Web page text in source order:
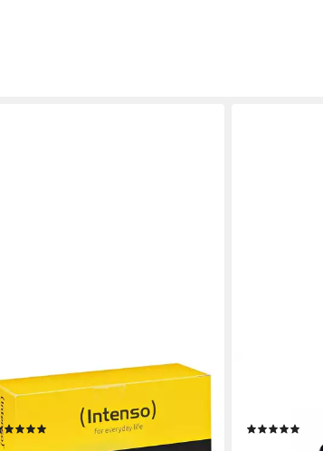
Rohling DVD+RW, 4,7 GB,
mehrfach beschreibbar
19,89 €